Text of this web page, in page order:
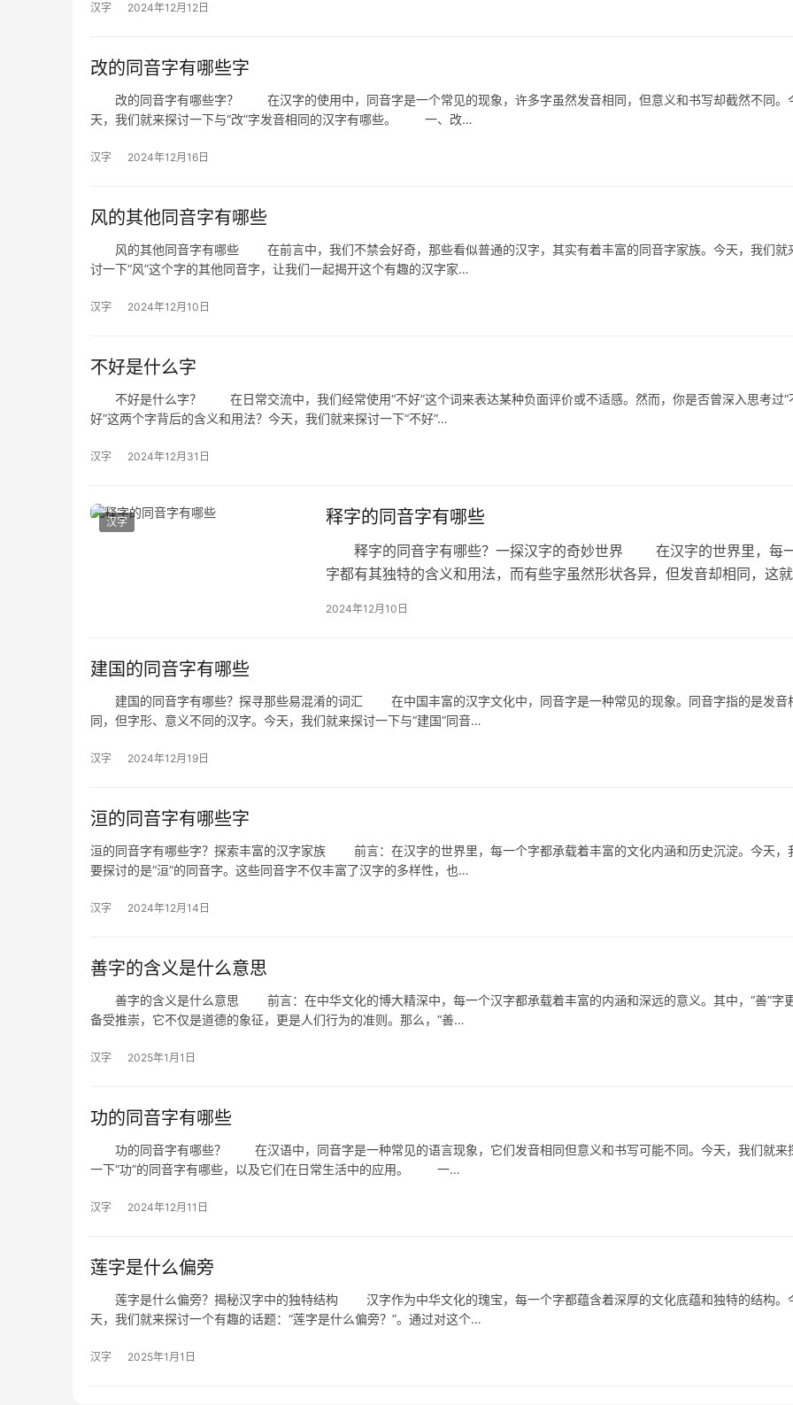
汉字 2024年12月12日
改的同音字有哪些字
改的同音字有哪些字？ 在汉字的使用中，同音字是一个常见的现象，许多字虽然发音相同，但意义和书写却截然不同。
天，我们就来探讨一下与“改”字发音相同的汉字有哪些。 一、改…
汉字 2024年12月16日
风的其他同音字有哪些
风的其他同音字有哪些 在前言中，我们不禁会好奇，那些看似普通的汉字，其实有着丰富的同音字家族。今天，我们就
讨一下“风”这个字的其他同音字，让我们一起揭开这个有趣的汉字家…
汉字 2024年12月10日
不好是什么字
不好是什么字？ 在日常交流中，我们经常使用“不好”这个词来表达某种负面评价或不适感。然而，你是否曾深入思考过“
好”这两个字背后的含义和用法？今天，我们就来探讨一下“不好”…
汉字 2024年12月31日
汉字 释字的同音字有哪些
释字的同音字有哪些？一探汉字的奇妙世界 在汉字的世界里，每
字都有其独特的含义和用法，而有些字虽然形状各异，但发音却相同，这
2024年12月10日
建国的同音字有哪些
建国的同音字有哪些？探寻那些易混淆的词汇 在中国丰富的汉字文化中，同音字是一种常见的现象。同音字指的是发音
同，但字形、意义不同的汉字。今天，我们就来探讨一下与“建国”同音…
汉字 2024年12月19日
洹的同音字有哪些字
洹的同音字有哪些字？探索丰富的汉字家族 前言：在汉字的世界里，每一个字都承载着丰富的文化内涵和历史沉淀。今天，
要探讨的是“洹”的同音字。这些同音字不仅丰富了汉字的多样性，也…
汉字 2024年12月14日
善字的含义是什么意思
善字的含义是什么意思 前言：在中华文化的博大精深中，每一个汉字都承载着丰富的内涵和深远的意义。其中，“善”字
备受推崇，它不仅是道德的象征，更是人们行为的准则。那么，“善…
汉字 2025年1月1日
功的同音字有哪些
功的同音字有哪些？ 在汉语中，同音字是一种常见的语言现象，它们发音相同但意义和书写可能不同。今天，我们就来
一下“功”的同音字有哪些，以及它们在日常生活中的应用。 一…
汉字 2024年12月11日
莲字是什么偏旁
莲字是什么偏旁？揭秘汉字中的独特结构 汉字作为中华文化的瑰宝，每一个字都蕴含着深厚的文化底蕴和独特的结构。
天，我们就来探讨一个有趣的话题：“莲字是什么偏旁？”。通过对这个…
汉字 2025年1月1日